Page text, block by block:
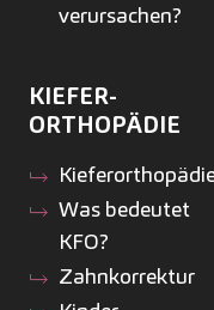
verursachen?
KIEFER­
ORTHOPÄDIE
Was bedeutet
KFO?
Zahnkorrektur